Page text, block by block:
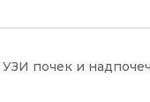
УЗИ почек и